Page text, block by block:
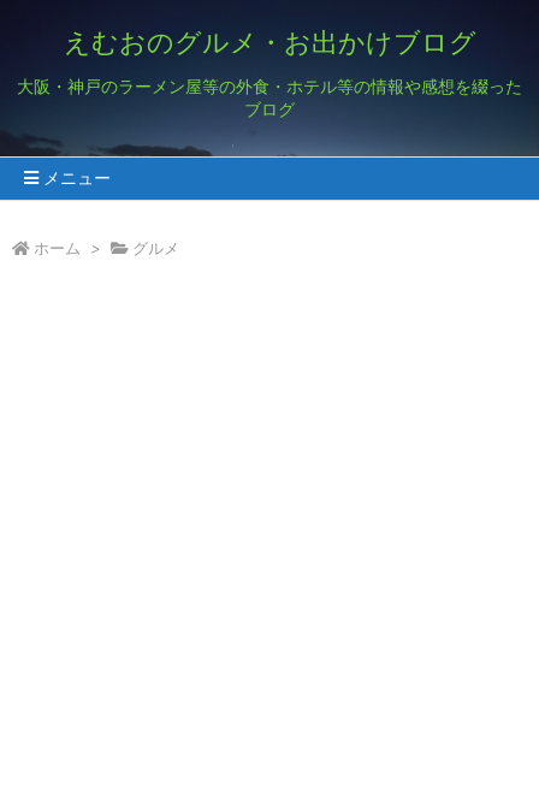
えむおのグルメ・お出かけブログ
大阪・神戸のラーメン屋等の外食・ホテル等の情報や感想を綴った
ブログ
メニュー
ホーム > グルメ